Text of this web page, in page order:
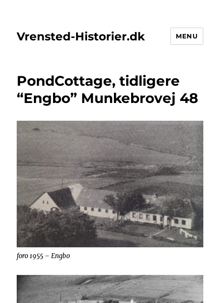
Vrensted-Historier.dk MENU
PondCottage, tidligere
“Engbo” Munkebrovej 48
foro 1955 – Engbo